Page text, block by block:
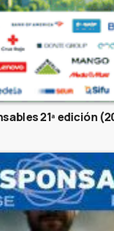
21ª edición